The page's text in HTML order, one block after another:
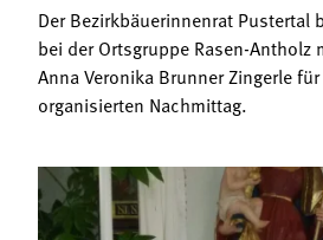
Der Bezirkbäuerinnenrat Pustertal
bei der Ortsgruppe Rasen-Antholz
Anna Veronika Brunner Zingerle
organisierten Nachmittag.